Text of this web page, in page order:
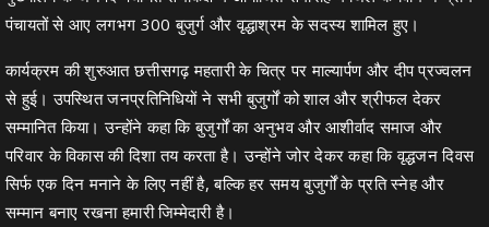
पंचायतों से आए लगभग 300 बुजुर्ग और वृद्धाश्रम के सदस्य शामिल हुए।
कार्यक्रम की शुरुआत छत्तीसगढ़ महतारी के चित्र पर माल्यार्पण और दीप प्रज्वलन
से हुई। उपस्थित जनप्रतिनिधियों ने सभी बुजुर्गों को शाल और श्रीफल देकर
सम्मानित किया। उन्होंने कहा कि बुजुर्गों का अनुभव और आशीर्वाद समाज और
परिवार के विकास की दिशा तय करता है। उन्होंने जोर देकर कहा कि वृद्धजन दिवस
सिर्फ एक दिन मनाने के लिए नहीं है, बल्कि हर समय बुजुर्गों के प्रति स्नेह और
सम्मान बनाए रखना हमारी जिम्मेदारी है।